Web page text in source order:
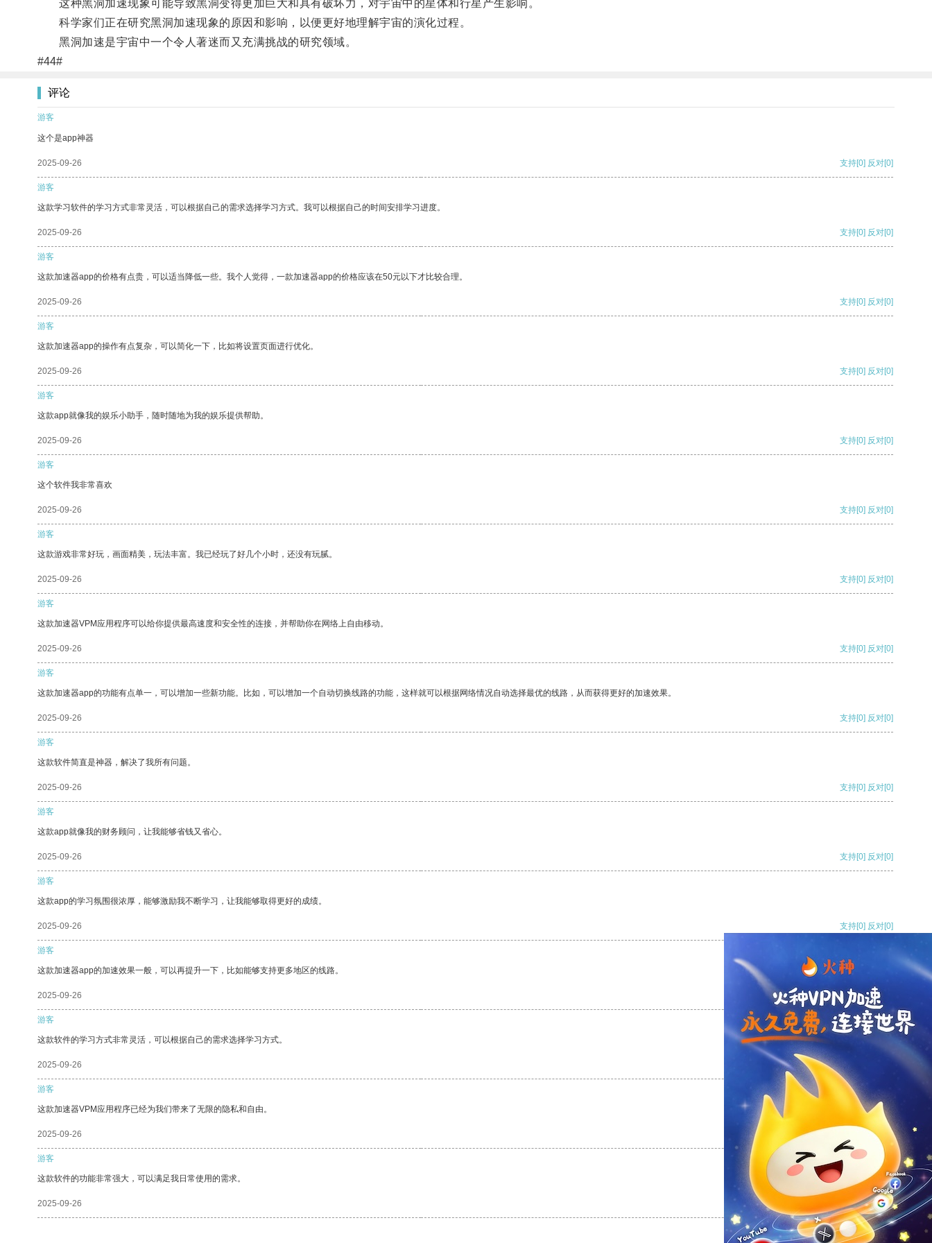
这种黑洞加速现象可能导致黑洞变得更加巨大和具有破坏力，对宇宙中的星体和行星产生影响。
科学家们正在研究黑洞加速现象的原因和影响，以便更好地理解宇宙的演化过程。
黑洞加速是宇宙中一个令人著迷而又充满挑战的研究领域。
#44#
评论
游客
这个是app神器
2025-09-26 支持[0] 反对[0]
游客
这款学习软件的学习方式非常灵活，可以根据自己的需求选择学习方式。我可以根据自己的时间安排学习进度。
2025-09-26 支持[0] 反对[0]
游客
这款加速器app的价格有点贵，可以适当降低一些。我个人觉得，一款加速器app的价格应该在50元以下才比较合理。
2025-09-26 支持[0] 反对[0]
游客
这款加速器app的操作有点复杂，可以简化一下，比如将设置页面进行优化。
2025-09-26 支持[0] 反对[0]
游客
这款app就像我的娱乐小助手，随时随地为我的娱乐提供帮助。
2025-09-26 支持[0] 反对[0]
游客
这个软件我非常喜欢
2025-09-26 支持[0] 反对[0]
游客
这款游戏非常好玩，画面精美，玩法丰富。我已经玩了好几个小时，还没有玩腻。
2025-09-26 支持[0] 反对[0]
游客
这款加速器VPM应用程序可以给你提供最高速度和安全性的连接，并帮助你在网络上自由移动。
2025-09-26 支持[0] 反对[0]
游客
这款加速器app的功能有点单一，可以增加一些新功能。比如，可以增加一个自动切换线路的功能，这样就可以根据网络情况自动选择最优的线路，从而获得更好的加速效果。
2025-09-26 支持[0] 反对[0]
游客
这款软件简直是神器，解决了我所有问题。
2025-09-26 支持[0] 反对[0]
游客
这款app就像我的财务顾问，让我能够省钱又省心。
2025-09-26 支持[0] 反对[0]
游客
这款app的学习氛围很浓厚，能够激励我不断学习，让我能够取得更好的成绩。
2025-09-26 支持[0] 反对[0]
游客
这款加速器app的加速效果一般，可以再提升一下，比如能够支持更多地区的线路。
2025-09-26 支持[0] 反对
游客
这款软件的学习方式非常灵活，可以根据自己的需求选择学习方式。
2025-09-26 支持
游客
这款加速器VPM应用程序已经为我们带来了无限的隐私和自由。
2025-09-26 反对 [0]
游客
这款软件的功能非常强大，可以满足我日常使用的需求。
2025-09-26 支持[0] 反对[0]